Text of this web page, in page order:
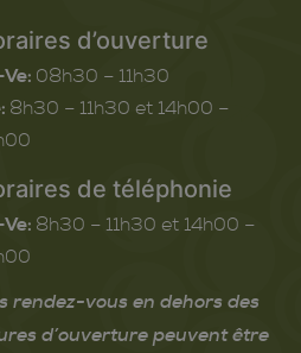
d’ouverture
08h30 – 11h30
8h30 – 11h30 et 14h00 –
de téléphonie
8h30 – 11h30 et 14h00 –
rendez-vous en dehors des
d’ouverture peuvent être